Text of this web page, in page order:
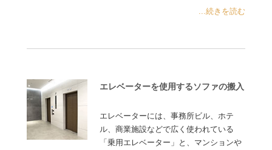
...続きを読む
エレベーターを使用するソファの搬入
エレベーターには、事務所ビル、ホテ
ル、商業施設などで広く使われている
「乗用エレベーター」と、マンションや